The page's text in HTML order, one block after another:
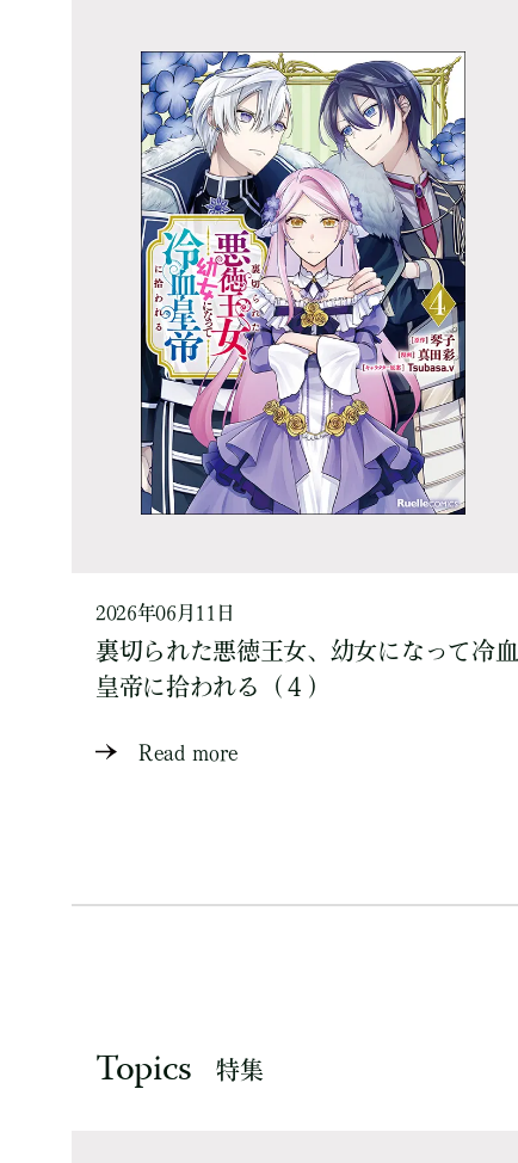
2026年06月11日
裏切られた悪徳王女、幼女になって冷血
皇帝に拾われる（４）
Read more
Topics 特集